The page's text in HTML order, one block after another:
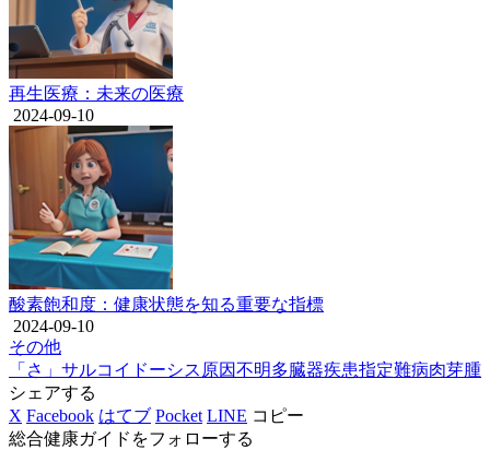
再生医療：未来の医療
2024-09-10
酸素飽和度：健康状態を知る重要な指標
2024-09-10
その他
「さ」 サルコイドーシス 原因不明多臓器疾患指定難病肉芽腫
シェアする
X Facebook はてブ Pocket LINE コピー
総合健康ガイドをフォローする